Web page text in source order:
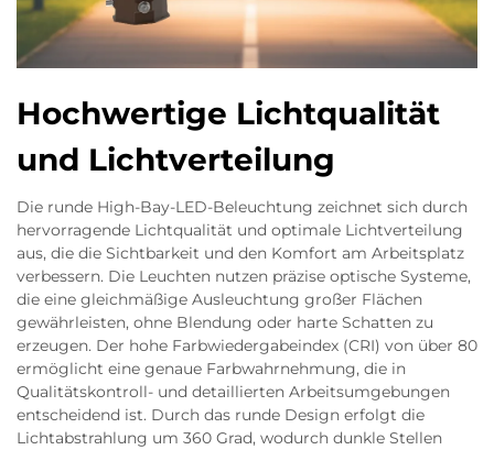
Hochwertige Lichtqualität
und Lichtverteilung
Die runde High-Bay-LED-Beleuchtung zeichnet sich durch
hervorragende Lichtqualität und optimale Lichtverteilung
aus, die die Sichtbarkeit und den Komfort am Arbeitsplatz
verbessern. Die Leuchten nutzen präzise optische Systeme,
die eine gleichmäßige Ausleuchtung großer Flächen
gewährleisten, ohne Blendung oder harte Schatten zu
erzeugen. Der hohe Farbwiedergabeindex (CRI) von über 80
ermöglicht eine genaue Farbwahrnehmung, die in
Qualitätskontroll- und detaillierten Arbeitsumgebungen
entscheidend ist. Durch das runde Design erfolgt die
Lichtabstrahlung um 360 Grad, wodurch dunkle Stellen